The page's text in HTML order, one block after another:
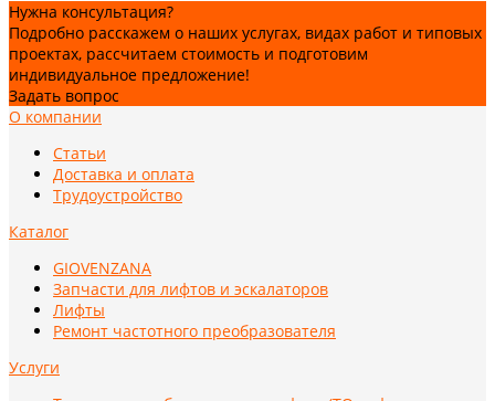
Нужна консультация?
Подробно расскажем о наших услугах, видах работ и типовых
проектах, рассчитаем стоимость и подготовим
индивидуальное предложение!
Задать вопрос
О компании
Статьи
Доставка и оплата
Трудоустройство
Каталог
GIOVENZANA
Запчасти для лифтов и эскалаторов
Лифты
Ремонт частотного преобразователя
Услуги